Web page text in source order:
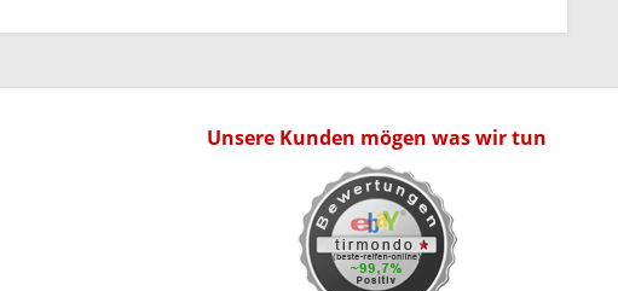
Unsere Kunden mögen was wir tun